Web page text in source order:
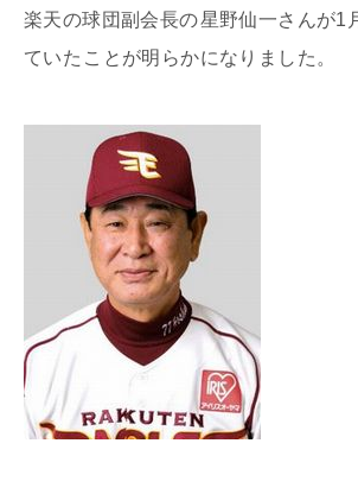
楽天の球団副会長の星野仙一さんが1
ていた ことが明らかになりました。